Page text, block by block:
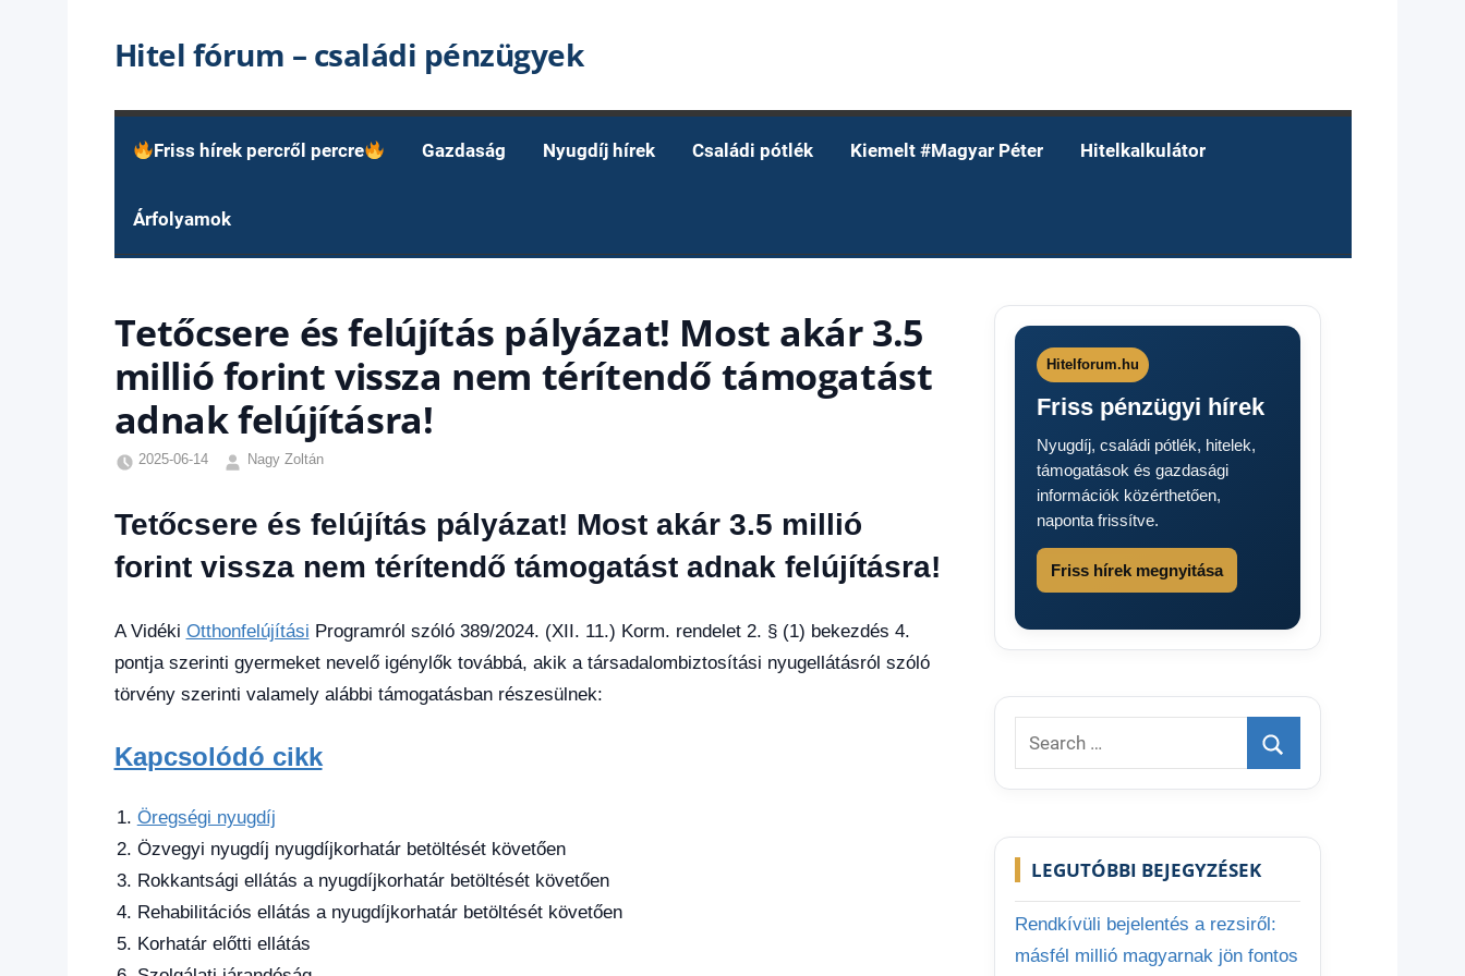
Hitel fórum – családi pénzügyek
Friss hírek percről percre Gazdaság Nyugdíj hírek Családi pótlék Kiemelt #Magyar Péter Hitelkalkulátor
Árfolyamok
Tetőcsere és felújítás pályázat! Most akár 3.5
millió forint vissza nem térítendő támogatást
adnak felújításra!
2025-06-14
Nagy Zoltán
Friss
hírek
Gazdaság
Hírek
1
kézből
fórum
Tetőcsere és felújítás pályázat! Most akár 3.5 millió
forint vissza nem térítendő támogatást adnak felújításra!
A Vidéki Otthonfelújítási Programról szóló 389/2024. (XII. 11.) Korm. rendelet 2. § (1) bekezdés 4.
pontja szerinti gyermeket nevelő igénylők továbbá, akik a társadalombiztosítási nyugellátásról szóló
törvény szerinti valamely alábbi támogatásban részesülnek:
Kapcsolódó cikk
Öregségi nyugdíj
Özvegyi nyugdíj nyugdíjkorhatár betöltését követően
Rokkantsági ellátás a nyugdíjkorhatár betöltését követően
Rehabilitációs ellátás a nyugdíjkorhatár betöltését követően
Korhatár előtti ellátás
Hitelforum.hu
Friss pénzügyi hírek
Nyugdíj, családi pótlék, hitelek,
támogatások és gazdasági
információk közérthetően,
naponta frissítve.
Friss hírek megnyitása
Search
for:
Search
LEGUTÓBBI BEJEGYZÉSEK
Rendkívüli bejelentés a rezsiről:
másfél millió magyarnak jön fontos